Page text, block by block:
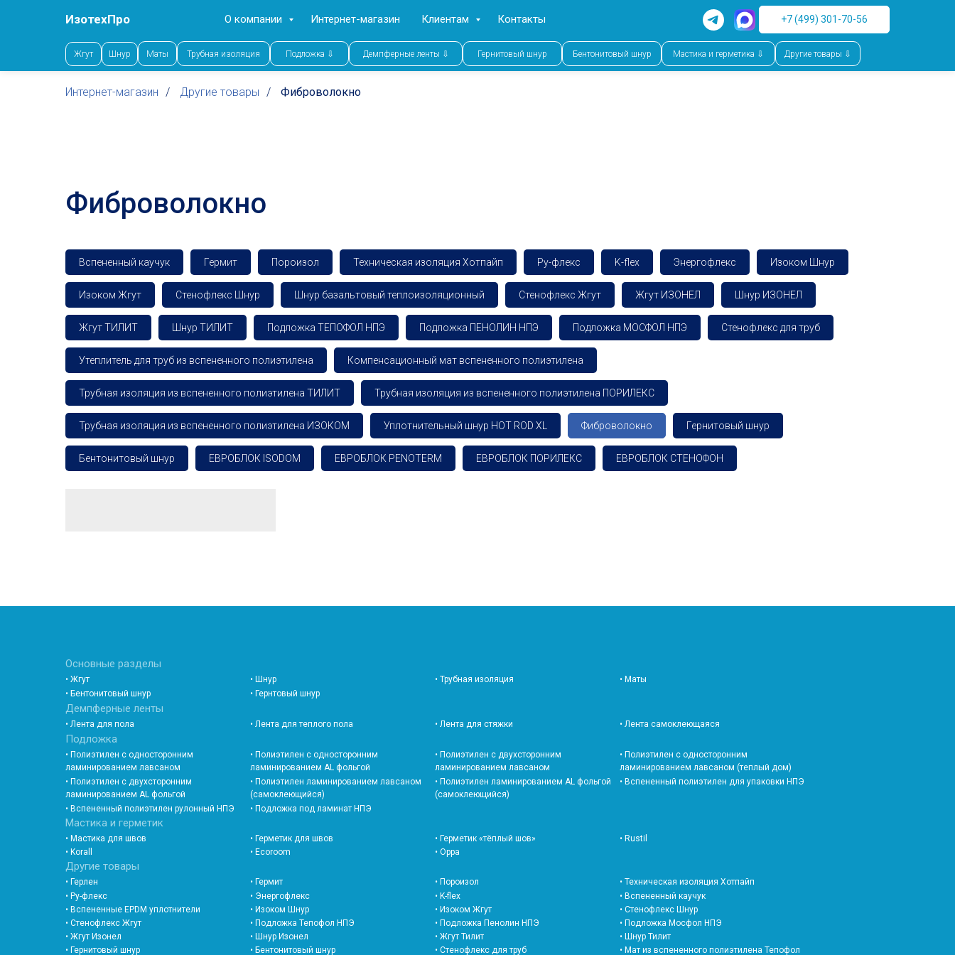
ИзотехПро О компании Интернет-магазин Клиентам Контакты +7 (499) 301-70-56
Жгут Шнур Маты Трубная изоляция Подложка ⇩ Демпферные ленты ⇩ Гернитовый шнур Бентонитовый шнур Мастика и герметика ⇩ Другие товары ⇩
Интернет-магазин / Другие товары / Фиброволокно
Фиброволокно
Вспененный каучук Гермит Пороизол Техническая изоляция Хотпайп Ру-флекс K-flex Энергофлекс Изоком Шнур
Изоком Жгут Стенофлекс Шнур Шнур базальтовый теплоизоляционный Стенофлекс Жгут Жгут ИЗОНЕЛ Шнур ИЗОНЕЛ
Жгут ТИЛИТ Шнур ТИЛИТ Подложка ТЕПОФОЛ НПЭ Подложка ПЕНОЛИН НПЭ Подложка МОСФОЛ НПЭ Стенофлекс для труб
Утеплитель для труб из вспененного полиэтилена Компенсационный мат вспененного полиэтилена
Трубная изоляция из вспененного полиэтилена ТИЛИТ Трубная изоляция из вспененного полиэтилена ПОРИЛЕКС
Трубная изоляция из вспененного полиэтилена ИЗОКОМ Уплотнительный шнур HOT ROD XL Фиброволокно Гернитовый шнур
Бентонитовый шнур ЕВРОБЛОК ISODOM ЕВРОБЛОК PENOTERM ЕВРОБЛОК ПОРИЛЕКС ЕВРОБЛОК СТЕНОФОН
Основные разделы
• Жгут • Шнур • Трубная изоляция
• Маты
• Бентонитовый шнур
• Гернтовый шнур
Демпферные ленты
• Лента для пола • Лента для теплого пола • Лента для стяжки • Лента самоклеющаяся
Подложка
• Полиэтилен с односторонним
ламинированием лавсаном
• Полиэтилен с односторонним
ламинированием AL фольгой
• Полиэтилен с двухсторонним
ламинированием лавсаном
• Полиэтилен с односторонним
ламинированием лавсаном (теплый дом)
• Полиэтилен с двухсторонним
ламинированием AL фольгой
• Полиэтилен ламинированием лавсаном
(самоклеющийся)
• Полиэтилен ламинированием AL фольгой
(самоклеющийся)
• Вспененный полиэтилен для упаковки НПЭ
• Вспененный полиэтилен рулонный НПЭ • Подложка под ламинат НПЭ
Мастика и герметик
• Мастика для швов • Герметик для швов • Герметик «тёплый шов»
• Rustil
• Korall
• Ecoroom • Oppa
Другие товары
• Герлен • Гермит • Пороизол
• Техническая изоляция Хотпайп
• Ру-флекс
• Энергофлекс • K-flex
• Вспененный каучук
• Вспененные EPDM уплотнители
• Изоком Шнур • Изоком Жгут
• Стенофлекс Шнур
• Стенофлекс Жгут
• Подложка Тепофол НПЭ • Подложка Пенолин НПЭ
• Подложка Мосфол НПЭ
• Жгут Изонел
• Шнур Изонел • Жгут Тилит
• Шнур Тилит
• Гернитовый шнур
• Бентонитовый шнур • Стенофлекс для труб • Мат из вспененного полиэтилена Тепофол